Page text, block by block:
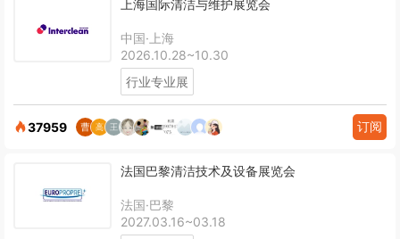
上海国际清洁与维护展览会
中国·上海
2026.10.28~10.30
行业专业展
37959 订阅
法国巴黎清洁技术及设备展览会
法国·巴黎
2027.03.16~03.18